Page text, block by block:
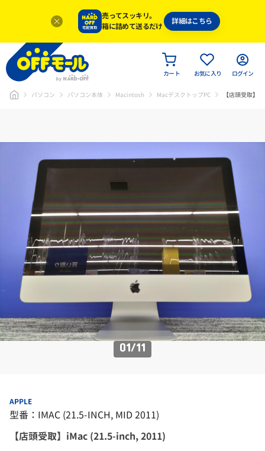
売ってスッキリ。
箱に詰めて送るだけ
詳細はこちら
カート お気に入り ログイン
パソコン パソコン本体 Macintosh MacデスクトップPC 【店頭受取】
01/11
APPLE
型番：IMAC (21.5-INCH, MID 2011)
【店頭受取】iMac (21.5-inch, 2011)